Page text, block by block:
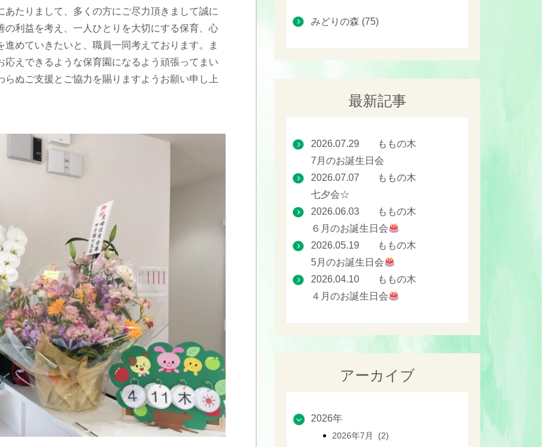
たりまして、多くの方にご尽力頂きまして誠に
利益を考え、一人ひとりを大切にする保育、心
めていきたいと、職員一同考えております。ま
えできるような保育園になるよう頑張ってまい
ぬご支援とご協力を賜りますようお願い申し上
みどりの森 (75)
最新記事
2026.07.29
ももの木
7月のお誕生日会
2026.07.07
ももの木
七夕会☆
2026.06.03
ももの木
６月のお誕生日会
2026.05.19
ももの木
5月のお誕生日会
2026.04.10
ももの木
４月のお誕生日会
アーカイブ
2026年
2026年7月 (2)